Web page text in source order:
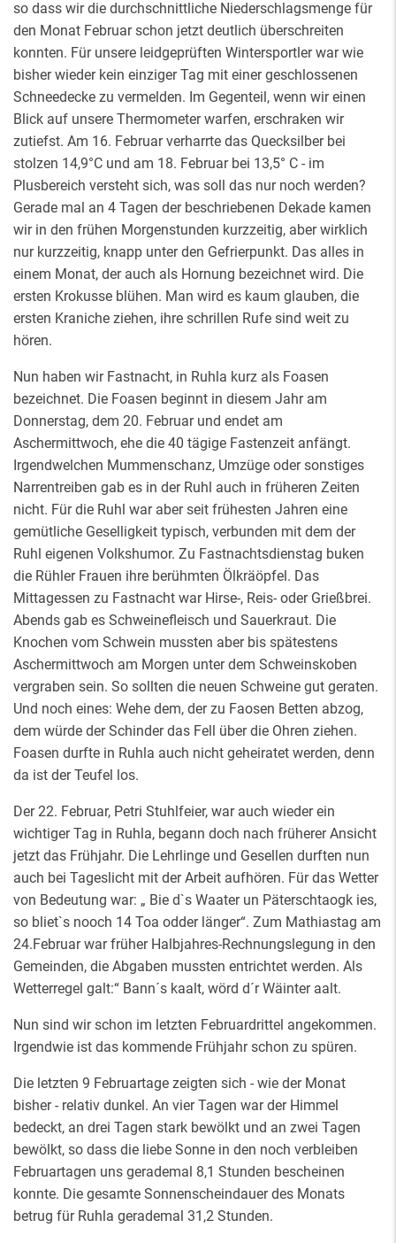
so dass wir die durchschnittliche Niederschlagsmenge für
den Monat Februar schon jetzt deutlich überschreiten
konnten. Für unsere leidgeprüften Wintersportler war wie
bisher wieder kein einziger Tag mit einer geschlossenen
Schneedecke zu vermelden. Im Gegenteil, wenn wir einen
Blick auf unsere Thermometer warfen, erschraken wir
zutiefst. Am 16. Februar verharrte das Quecksilber bei
stolzen 14,9°C und am 18. Februar bei 13,5° C - im
Plusbereich versteht sich, was soll das nur noch werden?
Gerade mal an 4 Tagen der beschriebenen Dekade kamen
wir in den frühen Morgenstunden kurzzeitig, aber wirklich
nur kurzzeitig, knapp unter den Gefrierpunkt. Das alles in
einem Monat, der auch als Hornung bezeichnet wird. Die
ersten Krokusse blühen. Man wird es kaum glauben, die
ersten Kraniche ziehen, ihre schrillen Rufe sind weit zu
hören.
Nun haben wir Fastnacht, in Ruhla kurz als Foasen
bezeichnet. Die Foasen beginnt in diesem Jahr am
Donnerstag, dem 20. Februar und endet am
Aschermittwoch, ehe die 40 tägige Fastenzeit anfängt.
Irgendwelchen Mummenschanz, Umzüge oder sonstiges
Narrentreiben gab es in der Ruhl auch in früheren Zeiten
nicht. Für die Ruhl war aber seit frühesten Jahren eine
gemütliche Geselligkeit typisch, verbunden mit dem der
Ruhl eigenen Volkshumor. Zu Fastnachtsdienstag buken
die Rühler Frauen ihre berühmten Ölkräöpfel. Das
Mittagessen zu Fastnacht war Hirse-, Reis- oder Grießbrei.
Abends gab es Schweinefleisch und Sauerkraut. Die
Knochen vom Schwein mussten aber bis spätestens
Aschermittwoch am Morgen unter dem Schweinskoben
vergraben sein. So sollten die neuen Schweine gut geraten.
Und noch eines: Wehe dem, der zu Faosen Betten abzog,
dem würde der Schinder das Fell über die Ohren ziehen.
Foasen durfte in Ruhla auch nicht geheiratet werden, denn
da ist der Teufel los.
Der 22. Februar, Petri Stuhlfeier, war auch wieder ein
wichtiger Tag in Ruhla, begann doch nach früherer Ansicht
jetzt das Frühjahr. Die Lehrlinge und Gesellen durften nun
auch bei Tageslicht mit der Arbeit aufhören. Für das Wetter
von Bedeutung war: „ Bie d`s Waater un Päterschtaogk ies,
so bliet`s nooch 14 Toa odder länger“. Zum Mathiastag am
24.Februar war früher Halbjahres-Rechnungslegung in den
Gemeinden, die Abgaben mussten entrichtet werden. Als
Wetterregel galt:“ Bann´s kaalt, wörd d´r Wäinter aalt.
Nun sind wir schon im letzten Februardrittel angekommen.
Irgendwie ist das kommende Frühjahr schon zu spüren.
Die letzten 9 Februartage zeigten sich - wie der Monat
bisher - relativ dunkel. An vier Tagen war der Himmel
bedeckt, an drei Tagen stark bewölkt und an zwei Tagen
bewölkt, so dass die liebe Sonne in den noch verbleiben
Februartagen uns gerademal 8,1 Stunden bescheinen
konnte. Die gesamte Sonnenscheindauer des Monats
betrug für Ruhla gerademal 31,2 Stunden.